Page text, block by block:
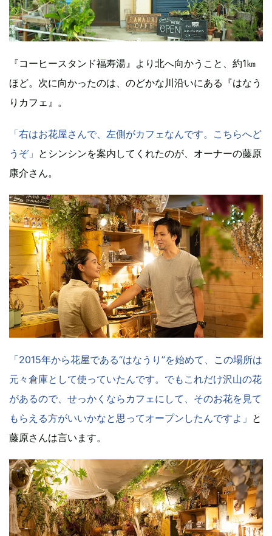
『コーヒースタンド福寿湯』より北へ向かうこと、約1㎞
ほど。次に向かったのは、のどかな川沿いにある『はなう
りカフェ』。
「右はお花屋さんで、左側がカフェなんです。こちらへど
うぞ」 とシンシンを案内してくれたのが、オーナーの藤原
康介さん。
「2015年から花屋である“はなうり”を始めて、この場所は
元々倉庫として使っていたんです。でもこれだけ沢山の花
があるので、せっかくならカフェにして、そのお花を見て
もらえる方がいいかなと思ってオープンしたんですよ」 と
藤原さんは言います。